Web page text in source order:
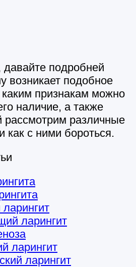
давайте подробней
возникает подобное
признакам можно
наличие, а также
рассмотрим различные
как с ними бороться.
ларингит
ларингит
ларингит